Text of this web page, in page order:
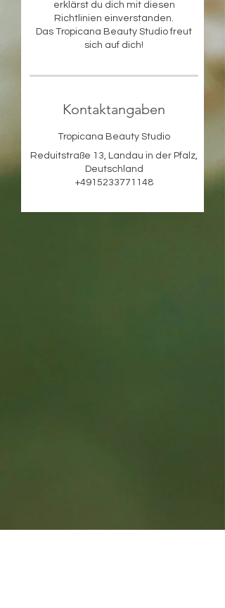
erklärst du dich mit diesen
Richtlinien einverstanden.
Das Tropicana Beauty Studio freut
sich auf dich!
Kontaktangaben
Tropicana Beauty Studio
Reduitstraße 13, Landau in der Pfalz,
Deutschland
+4915233771148